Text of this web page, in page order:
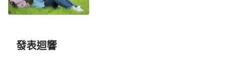
有神的話為證，也有聖靈作工的印證。咱們可以回想
為證，就如聖經上記載：
我耳中，我也看見埃及人怎樣欺壓他們。故此，我要
發表迴響